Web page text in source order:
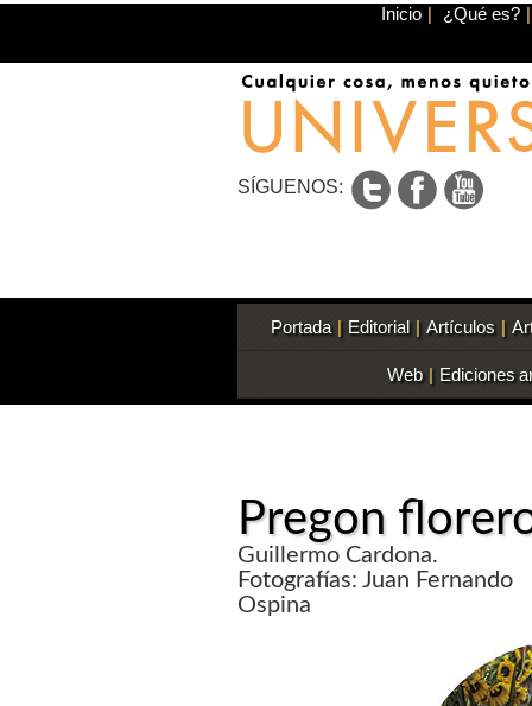
Inicio | ¿Qué es? |
SÍGUENOS:
Portada | Editorial | Artículos |
Web | Ediciones
Pregon
Guillermo Cardona.
Fotografías: Juan Fernando
Ospina